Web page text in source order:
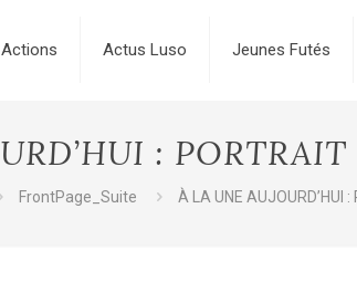
Actus Luso Jeunes Futés
:
FrontPage_Suite À LA UNE AUJOURD’HUI